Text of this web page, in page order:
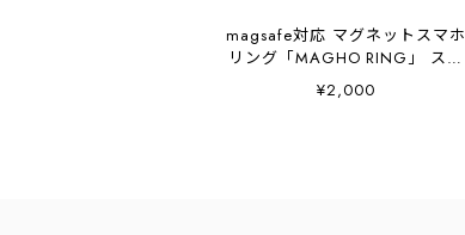
magsafe対応 マグネットスマホ
リング「MAGHO RING」 スマ
ホスタンド 縦置き・横向き グ
リップしやすい Vlog撮影 ブラ
¥2,000